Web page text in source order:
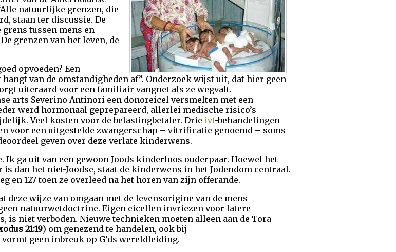
natuurlijke grenzen, die
staan ter discussie. De
grens tussen mens en
grenzen van het leven, de
opvoeden? Een
van de omstandigheden af”. Onderzoek wijst uit, dat hier geen
uiteraard voor een familiair vangnet als ze wegvalt.
arts Severino Antinori een donoreicel versmelten met een
werd hormonaal geprepareerd, allerlei medische risico’s
Veel kosten voor de belastingbetaler. Drie ivf-behandelingen
voor een uitgestelde zwangerschap – vitrificatie genoemd – soms
geven over deze verlate kinderwens.
ga uit van een gewoon Joods kinderloos ouderpaar. Hoewel het
dan het niet-Joodse, staat de kinderwens in het Jodendom centraal.
en 127 toen ze overleed na het horen van zijn offerande.
deze wijze van omgaan met de levensorigine van de mens
natuurwetdoctrine. Eigen eicellen invriezen voor latere
is niet verboden. Nieuwe technieken moeten alleen aan de Tora
21:19) om genezend te handelen, ook bij
geen inbreuk op G’ds wereldleiding.